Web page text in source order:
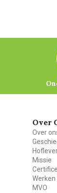
Over
Over
Missie
Werken
MVO